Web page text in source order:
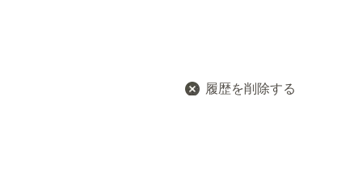
履歴を削除する